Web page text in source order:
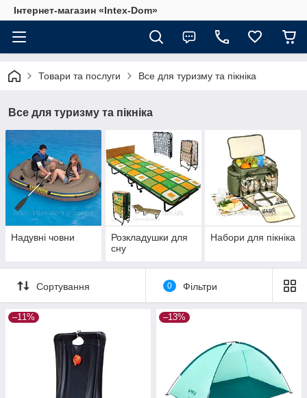
Інтернет-магазин «Intex-Dom»
Товари та послуги Все для туризму та пікніка
Все для туризму та пікніка
Надувні човни
Розкладушки для
сну
Набори для пікніка
Сортування 0 Фільтри
–11% –13%